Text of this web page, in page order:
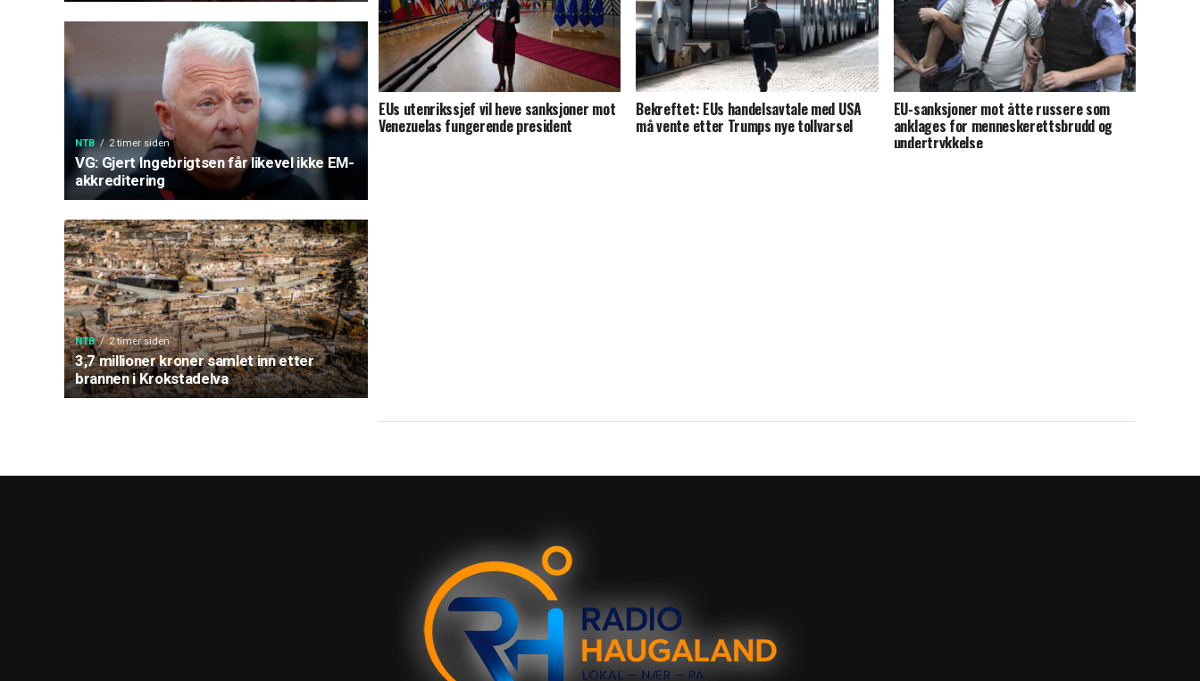
NTB 2 timer siden
VG: Gjert Ingebrigtsen får likevel ikke EM-
akkreditering
NTB 2 timer siden
3,7 millioner kroner samlet inn etter
brannen i Krokstadelva
EUs utenrikssjef vil heve sanksjoner mot
Venezuelas fungerende president
Bekreftet: EUs handelsavtale med USA
må vente etter Trumps nye tollvarsel
EU-sanksjoner mot åtte russere som
anklages for menneskerettsbrudd og
undertrykkelse